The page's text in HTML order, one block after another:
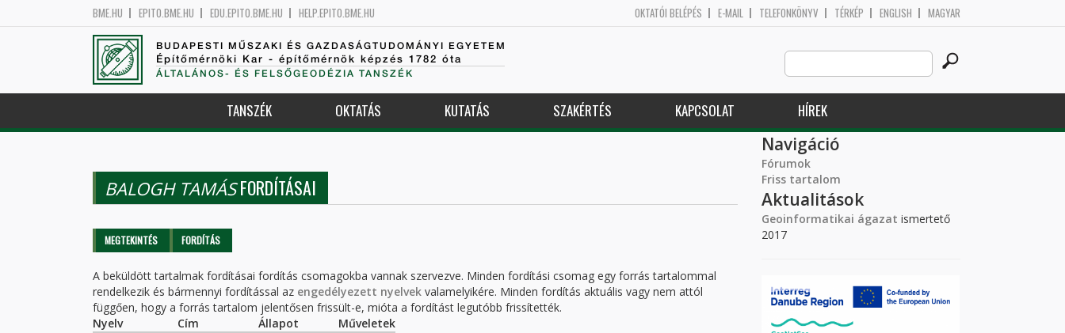
BME.HU EPITO.BME.HU EDU.EPITO.BME.HU HELP.EPITO.BME.HU OKTATÓI BELÉPÉS E-MAIL TELEFONKÖNYV TÉRKÉP ENGLISH MAGYAR
BUDAPESTI MŰSZAKI ÉS GAZDASÁGTUDOMÁNYI EGYETEM
Építőmérnöki Kar - építőmérnök képzés 1782 óta
ÁLTALÁNOS- ÉS FELSŐGEODÉZIA TANSZÉK
Search
this
site
TANSZÉK OKTATÁS KUTATÁS SZAKÉRTÉS KAPCSOLAT HÍREK
BALOGH TAMÁSFORDÍTÁSAI
Elsődleges fülek
MEGTEKINTÉS FORDÍTÁS
A beküldött tartalmak fordításai fordítás csomagokba vannak szervezve. Minden fordítási csomag egy forrás tartalommal
rendelkezik és bármennyi fordítással az engedélyezett nyelvek valamelyikére. Minden fordítás aktuális vagy nem attól
függően, hogy a forrás tartalom jelentősen frissült-e, mióta a fordítást legutóbb frissítették.
Nyelv
Cím Állapot
Műveletek
Navigáció
Fórumok
Friss tartalom
Aktualitások
Geoinformatikai ágazat ismertető
2017